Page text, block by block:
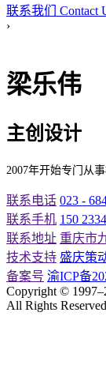
联系我们 Contact
›
梁乐伟
主创设计
2007年开始专门从
联系电话 023 -
联系手机 150
联系地址 重庆市
技术支持 盛庆策
备案号 渝ICP备
Copyright © 1997–
All Rights Reserved